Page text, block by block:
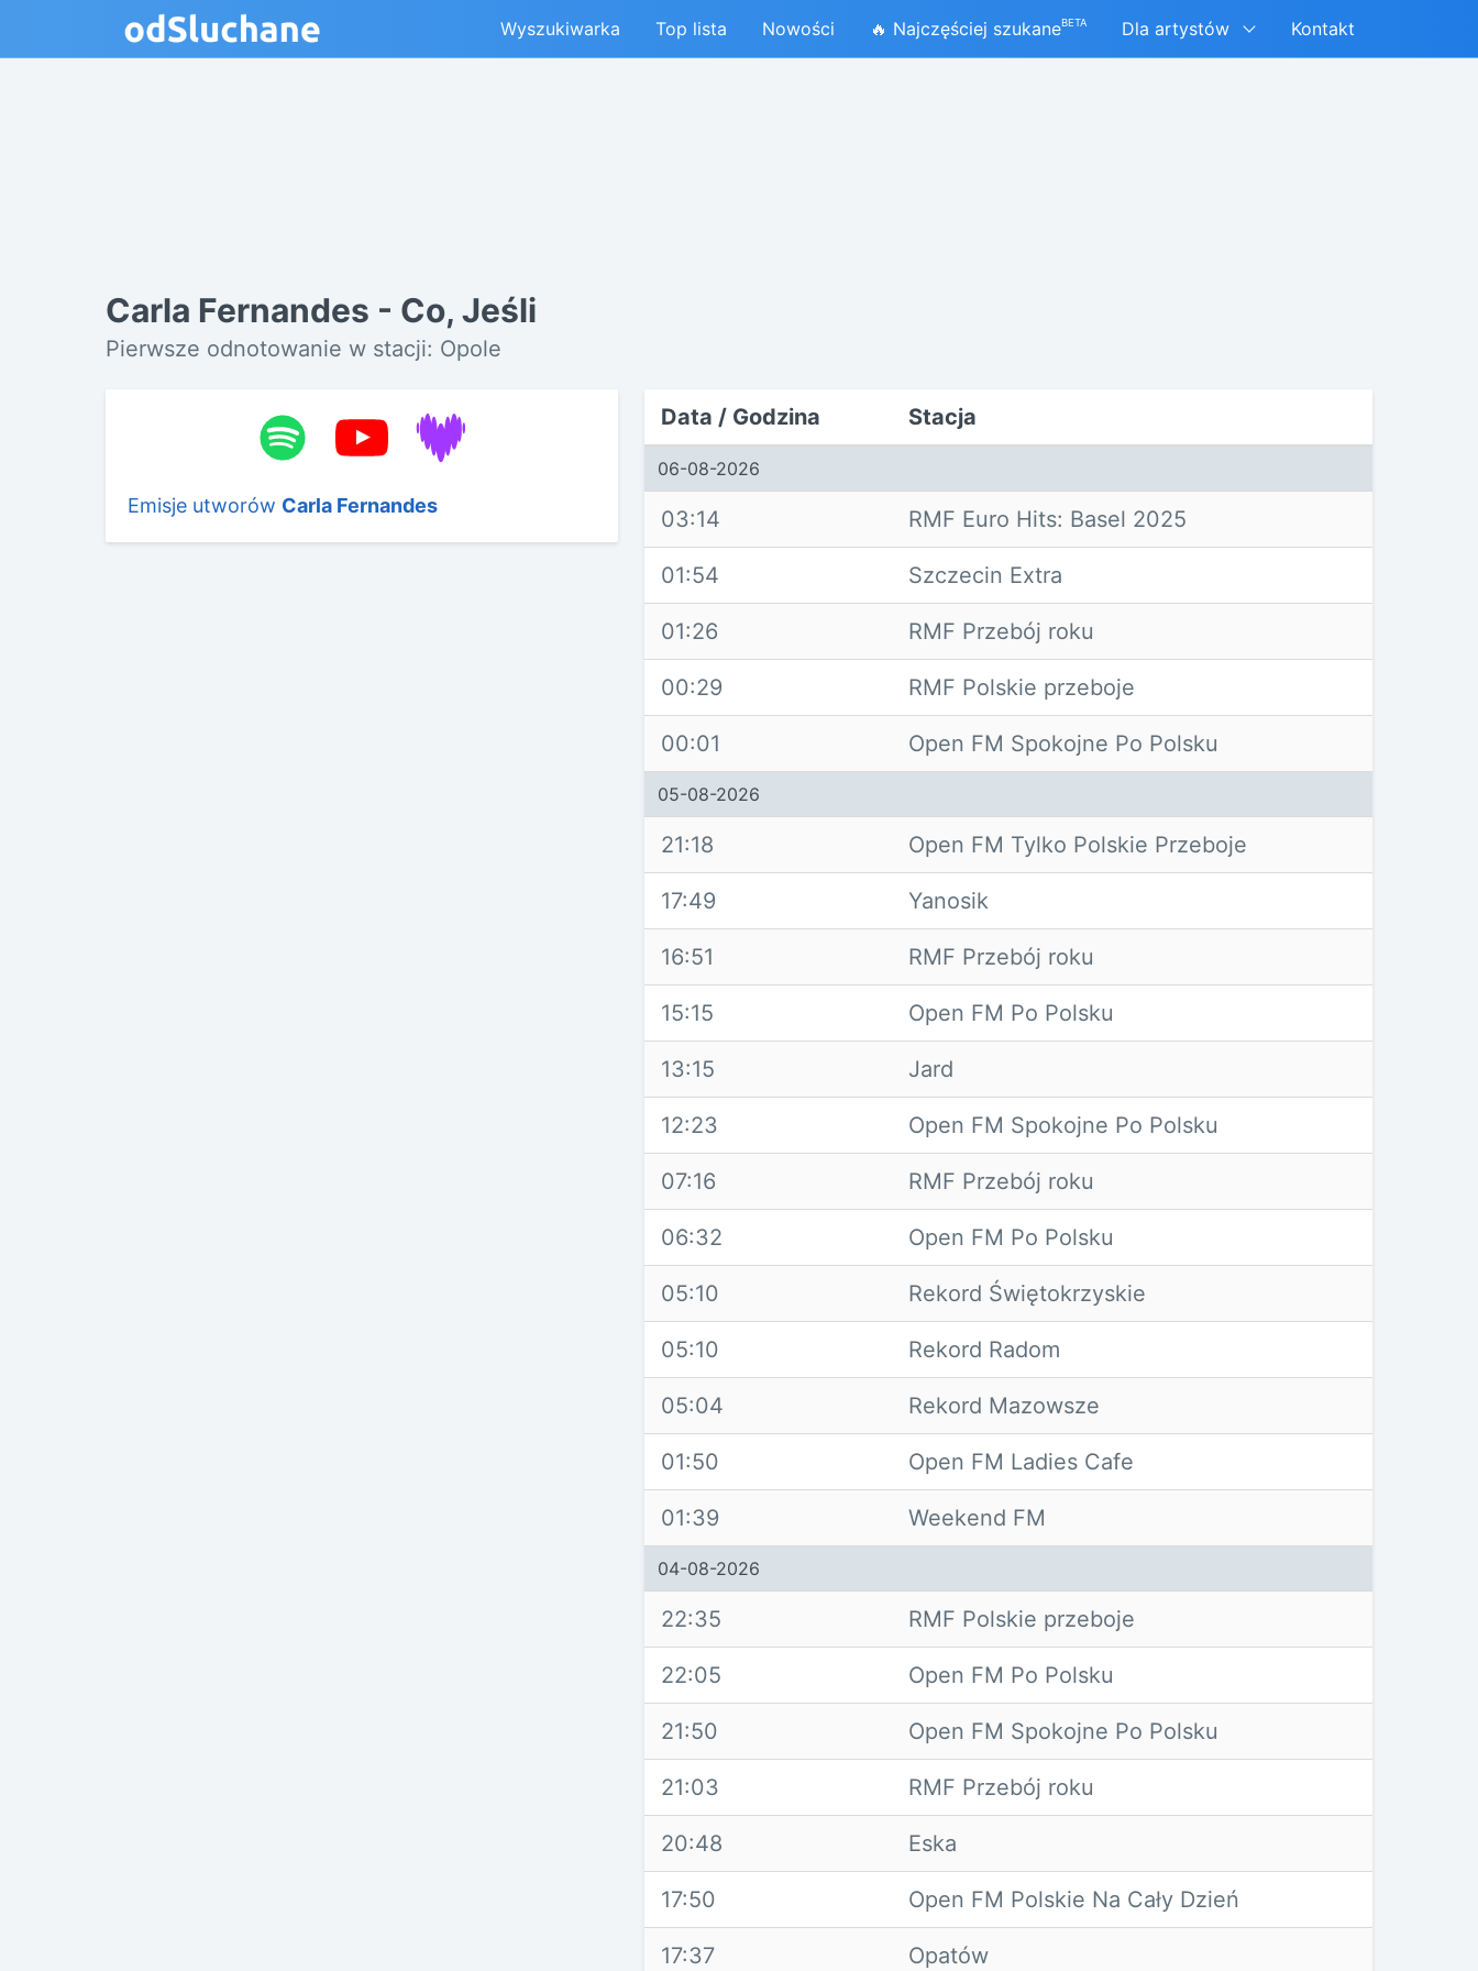
Wyszukiwarka Top lista Nowości 🔥 Najczęściej szukaneBETA Dla artystów Kontakt
Carla Fernandes - Co, Jeśli
Pierwsze odnotowanie w stacji: Opole
Emisje utworów Carla Fernandes
Data / Godzina Stacja
06-08-2026
03:14 RMF Euro Hits: Basel 2025
01:54 Szczecin Extra
01:26 RMF Przebój roku
00:29 RMF Polskie przeboje
00:01 Open FM Spokojne Po Polsku
05-08-2026
21:18 Open FM Tylko Polskie Przeboje
17:49 Yanosik
16:51 RMF Przebój roku
15:15 Open FM Po Polsku
13:15 Jard
12:23 Open FM Spokojne Po Polsku
07:16 RMF Przebój roku
06:32 Open FM Po Polsku
05:10 Rekord Świętokrzyskie
05:10 Rekord Radom
05:04 Rekord Mazowsze
01:50 Open FM Ladies Cafe
01:39 Weekend FM
04-08-2026
22:35 RMF Polskie przeboje
22:05 Open FM Po Polsku
21:50 Open FM Spokojne Po Polsku
21:03 RMF Przebój roku
20:48 Eska
17:50 Open FM Polskie Na Cały Dzień
17:37 Opatów